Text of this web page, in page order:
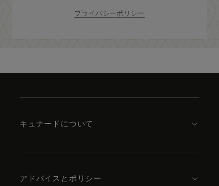
プライバシーポリシー
キュナードについて
アドバイスとポリシー